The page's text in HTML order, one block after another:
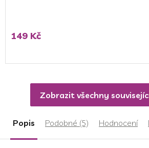
149 Kč
Zobrazit všechny
Popis Podobné (5) Hodnocení